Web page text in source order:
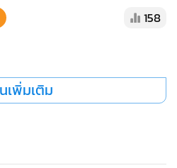
จัดขึ้นในวันที่ 30 ก.ค. 2563 เน้น
158
เพิ่มเติม